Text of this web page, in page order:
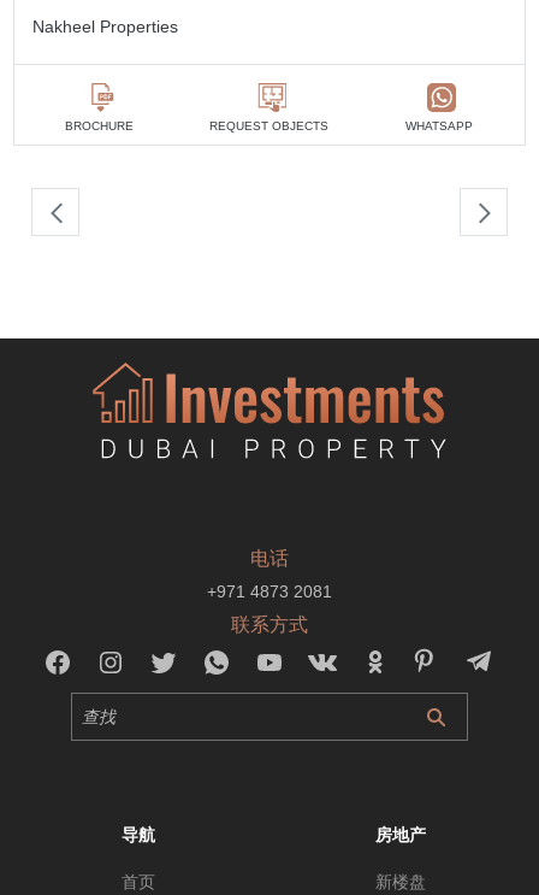
Nakheel Properties
BROCHURE REQUEST OBJECTS WHATSAPP
电话
+971 4873 2081
联系方式
导航
首页
房地产
新楼盘